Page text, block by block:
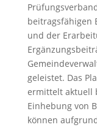
beitragsfähigen
und der
geleistet. Das
ermittelt aktuell
Einhebung von
können